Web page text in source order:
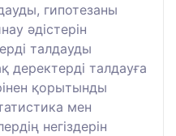
гипотезаны
әдістерін
талдауды
деректерді талдауға
қорытынды
мен
негіздерін